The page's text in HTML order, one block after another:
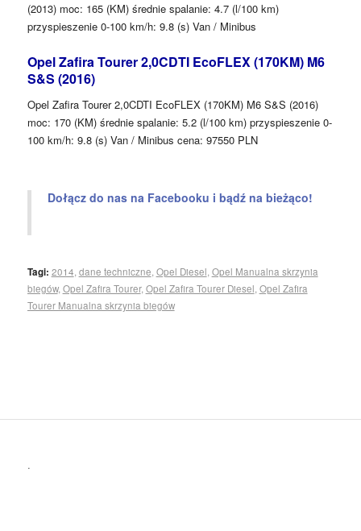
(2013) moc: 165 (KM) średnie spalanie: 4.7 (l/100 km)
przyspieszenie 0-100 km/h: 9.8 (s) Van / Minibus
Opel Zafira Tourer 2,0CDTI EcoFLEX (170KM) M6
S&S (2016)
Opel Zafira Tourer 2,0CDTI EcoFLEX (170KM) M6 S&S (2016)
moc: 170 (KM) średnie spalanie: 5.2 (l/100 km) przyspieszenie 0-
100 km/h: 9.8 (s) Van / Minibus cena: 97550 PLN
Dołącz do nas na Facebooku i bądź na bieżąco!
Tagi: 2014 dane techniczne Opel Diesel Opel Manualna skrzynia
biegów, Opel Zafira Tourer, Opel Zafira Tourer Diesel Opel Zafira
Tourer Manualna skrzynia biegów
.